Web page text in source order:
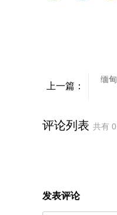
上一篇：
缅
评论列表 共有 0
发表评论